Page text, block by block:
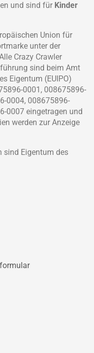
und sind für Kinder
Union für
unter der
Crazy Crawler
sind beim Amt
Eigentum (EUIPO)
0001, 008675896-
0004, 008675896-
0007 eingetragen und
werden zur Anzeige
sind Eigentum des